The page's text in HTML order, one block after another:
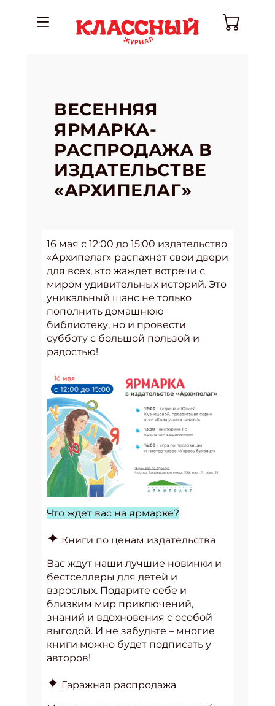
ВЕСЕННЯЯ
ЯРМАРКА-
РАСПРОДАЖА В
ИЗДАТЕЛЬСТВЕ
«АРХИПЕЛАГ»
16 мая с 12:00 до 15:00 издательство
«Архипелаг» распахнёт свои двери
для всех, кто жаждет встречи с
миром удивительных историй. Это
уникальный шанс не только
пополнить домашнюю
библиотеку, но и провести
субботу с большой пользой и
радостью!
Что ждёт вас на ярмарке?
✦ Книги по ценам издательства
Вас ждут наши лучшие новинки и
бестселлеры для детей и
взрослых. Подарите себе и
близким мир приключений,
знаний и вдохновения с особой
выгодой. И не забудьте – многие
книги можно будет подписать у
авторов!
✦ Гаражная распродажа